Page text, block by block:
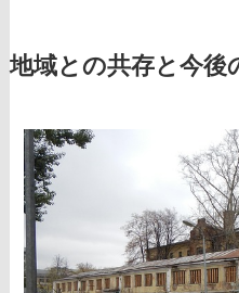
地域との共存と今後